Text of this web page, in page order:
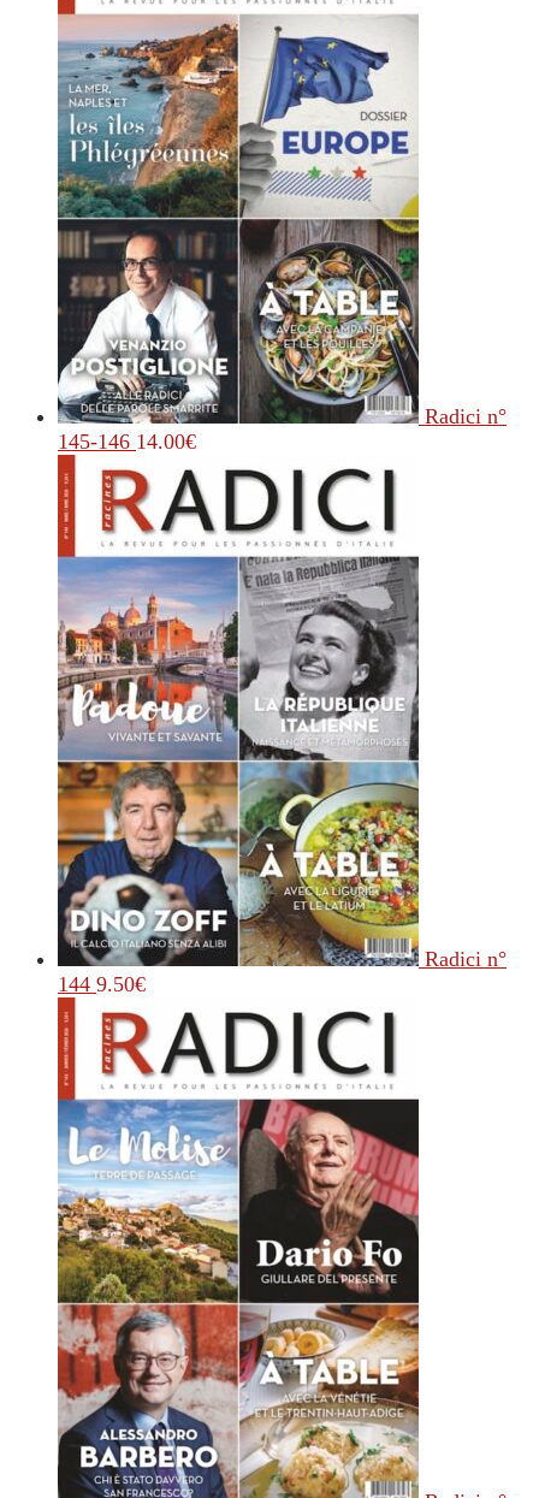
Radici n°
145-146 14.00€
Radici n°
144 9.50€